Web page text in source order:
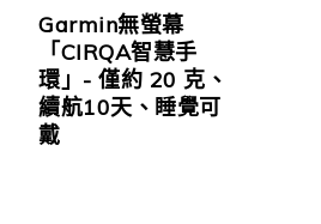
Garmin無螢幕
「CIRQA智慧手
環」- 僅約 20 克、
續航10天、睡覺可
戴